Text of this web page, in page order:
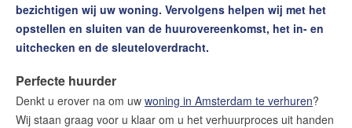
Succesvol verhuren in 7 stappen
Veilig verhuren begint met uitvoerig screenen
Ons aanbod huurwoningen
Onze diensten
Contact
bezichtigen wij uw woning. Vervolgens helpen wij met het
opstellen en sluiten van de huurovereenkomst, het in- en
uitchecken en de sleuteloverdracht.
Perfecte huurder
Denkt u erover na om uw woning in Amsterdam te verhuren?
Wij staan graag voor u klaar om u het verhuurproces uit handen